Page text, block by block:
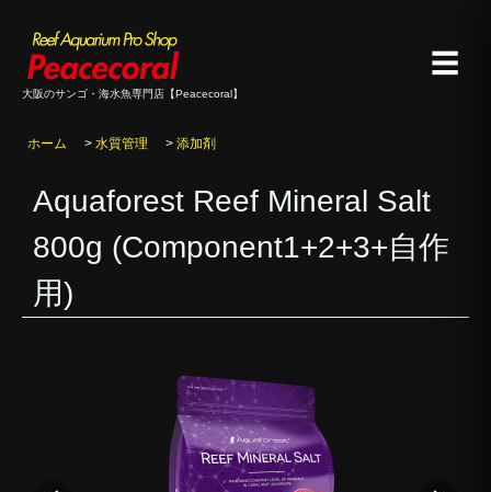
大阪のサンゴ・海水魚専門店【Peacecoral】
☰
ホーム > 水質管理 > 添加剤
Aquaforest Reef Mineral Salt
800g (Component1+2+3+自作
用)